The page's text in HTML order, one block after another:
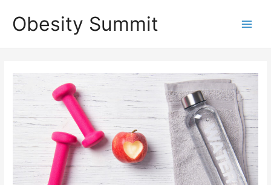
Obesity Summit